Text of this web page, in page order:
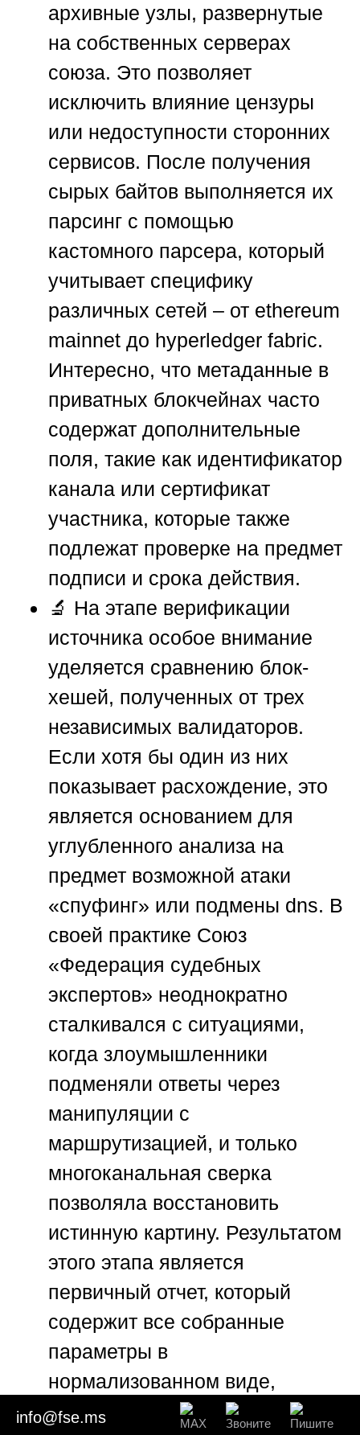
архивные узлы, развернутые
на собственных серверах
союза. Это позволяет
исключить влияние цензуры
или недоступности сторонних
сервисов. После получения
сырых байтов выполняется их
парсинг с помощью
кастомного парсера, который
учитывает специфику
различных сетей – от ethereum
mainnet до hyperledger fabric.
Интересно, что метаданные в
приватных блокчейнах часто
содержат дополнительные
поля, такие как идентификатор
канала или сертификат
участника, которые также
подлежат проверке на предмет
подписи и срока действия.
🔬 На этапе верификации
источника особое внимание
уделяется сравнению блок-
хешей, полученных от трех
независимых валидаторов.
Если хотя бы один из них
показывает расхождение, это
является основанием для
углубленного анализа на
предмет возможной атаки
«спуфинг» или подмены dns. В
своей практике Союз
«Федерация судебных
экспертов» неоднократно
сталкивался с ситуациями,
когда злоумышленники
подменяли ответы через
манипуляции с
маршрутизацией, и только
многоканальная сверка
позволяла восстановить
истинную картину. Результатом
этого этапа является
первичный отчет, который
содержит все собранные
параметры в
нормализованном виде,
готовые для математического
info@fse.ms